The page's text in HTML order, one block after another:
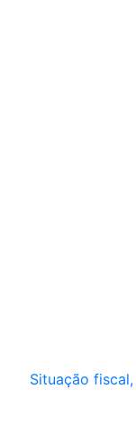
Situação